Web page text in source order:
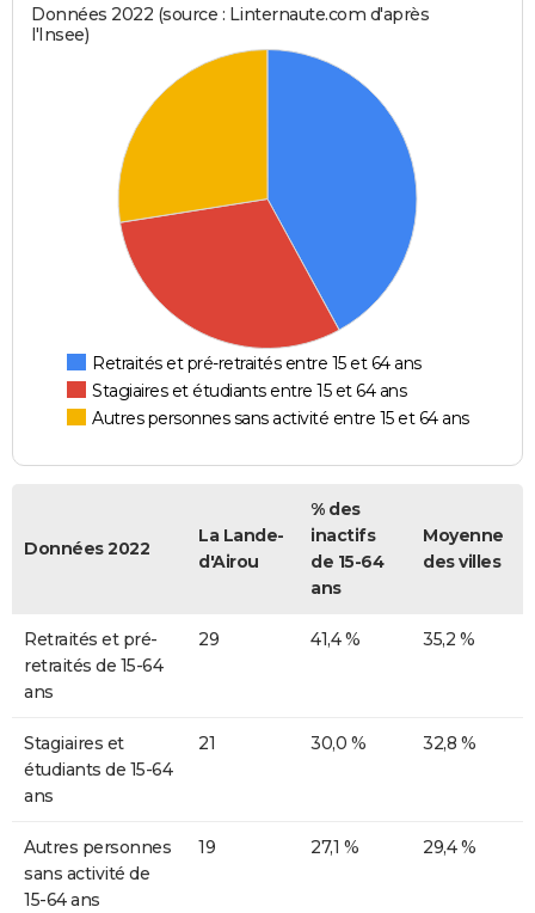
Données 2022 (source : Linternaute.com d'après
l'Insee)
Retraités et pré-retraités entre 15 et 64 ans
Stagiaires et étudiants entre 15 et 64 ans
Autres personnes sans activité entre 15 et 64 ans
Données 2022
La Lande-
d'Airou
% des
inactifs
de 15-64
ans
Moyenne
des villes
Retraités et pré-
retraités de 15-64
ans
29 41,4 % 35,2 %
Stagiaires et
étudiants de 15-64
ans
21 30,0 % 32,8 %
Autres personnes
sans activité de
15-64 ans
19 27,1 % 29,4 %